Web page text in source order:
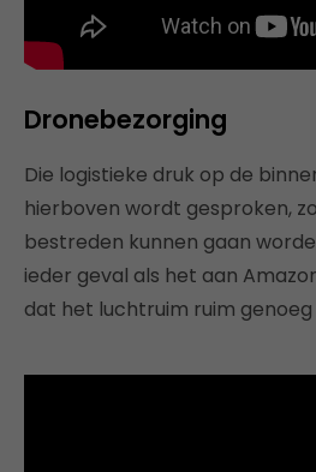
Dronebezorging
Die logistieke druk op de
hierboven wordt gesproken,
bestreden kunnen gaan
ieder geval als het aan
dat het luchtruim ruim genoeg